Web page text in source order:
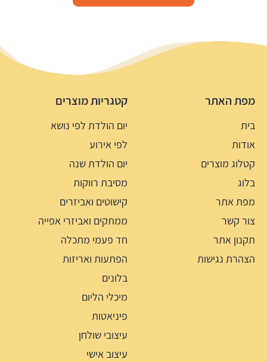
מפת האתר
בית
אודות
קטלוג מוצרים
בלוג
מפת אתר
צור קשר
תקנון אתר
הצהרת נגישות
קטגריות מוצרים
יום הולדת לפי נושא
לפי אירוע
יום הולדת שנה
מסיבת רווקות
קישוטים ואביזרים
ממתקים ואביזרי אפייה
חד פעמי מתכלה
הפתעות ואריזות
בלונים
מיכלי הליום
פיניאטות
עיצובי שולחן
עיצוב אישי